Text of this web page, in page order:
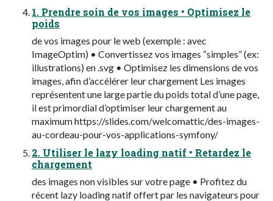
1. Prendre soin de vos images • Optimisez le
poids
de vos images pour le web (exemple : avec
ImageOptim) • Convertissez vos images “simples” (ex:
illustrations) en .svg • Optimisez les dimensions de vos
images, afin d’accélérer leur chargement Les images
représentent une large partie du poids total d’une page,
il est primordial d’optimiser leur chargement au
maximum https://slides.com/welcomattic/des-images-
au-cordeau-pour-vos-applications-symfony/
2. Utiliser le lazy loading natif • Retardez le
chargement
des images non visibles sur votre page • Profitez du
récent lazy loading natif offert par les navigateurs pour